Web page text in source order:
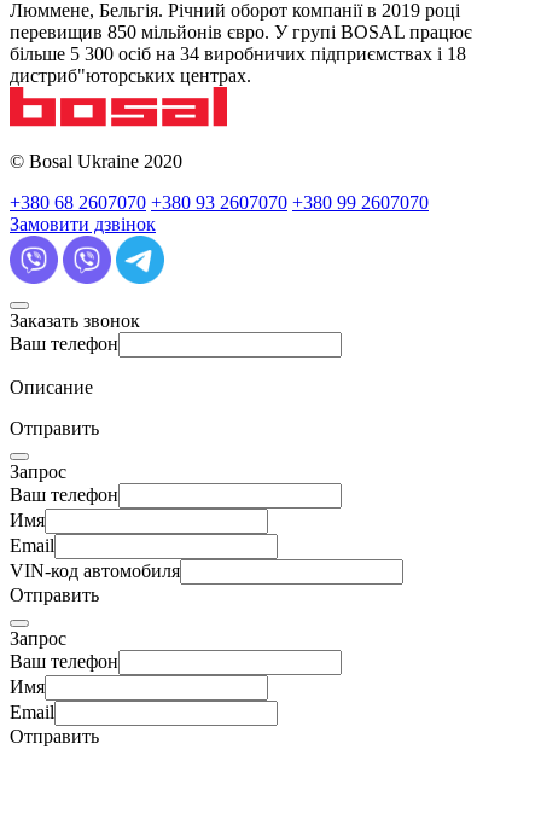
Люммене, Бельгія. Річний оборот компанії в 2019 році
перевищив 850 мільйонів євро. У групі BOSAL працює
більше 5 300 осіб на 34 виробничих підприємствах і 18
дистриб"юторських центрах.
© Bosal Ukraine 2020
+380 68 2607070 +380 93 2607070 +380 99 2607070
Замовити дзвінок
Заказать звонок
Ваш телефон
Описание
Отправить
Запрос
Ваш телефон
Имя
Email
VIN-код автомобиля
Отправить
Запрос
Ваш телефон
Имя
Email
Отправить